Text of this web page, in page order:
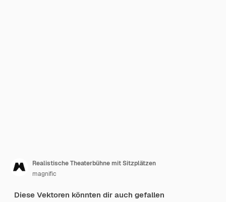
Realistische Theaterbühne mit Sitzplätzen
magnific
Diese Vektoren könnten dir auch gefallen